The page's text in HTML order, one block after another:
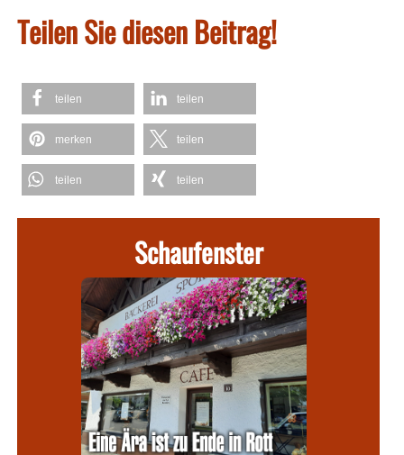
Teilen Sie diesen Beitrag!
teilen teilen
merken teilen
teilen teilen
Schaufenster